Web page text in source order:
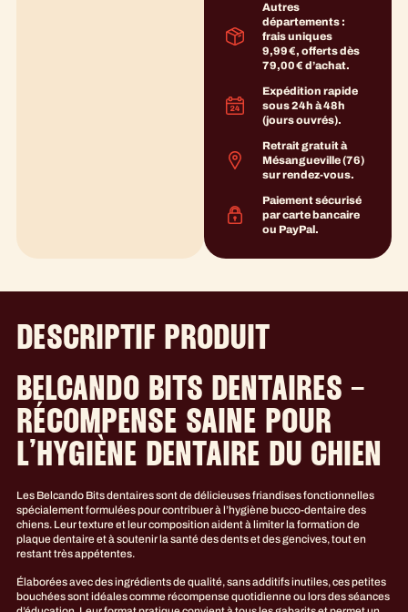
Autres
départements :
frais uniques
9,99 €, offerts dès
79,00 € d’achat.
Expédition rapide
sous 24h à 48h
(jours ouvrés).
Retrait gratuit à
Mésangueville (76)
sur rendez-vous.
Paiement sécurisé
par carte bancaire
ou PayPal.
DESCRIPTIF PRODUIT
BELCANDO BITS DENTAIRES –
RÉCOMPENSE SAINE POUR
L’HYGIÈNE DENTAIRE DU CHIEN
Les Belcando Bits dentaires sont de délicieuses friandises fonctionnelles
spécialement formulées pour contribuer à l’hygiène bucco-dentaire des
chiens. Leur texture et leur composition aident à limiter la formation de
plaque dentaire et à soutenir la santé des dents et des gencives, tout en
restant très appétentes.
Élaborées avec des ingrédients de qualité, sans additifs inutiles, ces petites
bouchées sont idéales comme récompense quotidienne ou lors des séances